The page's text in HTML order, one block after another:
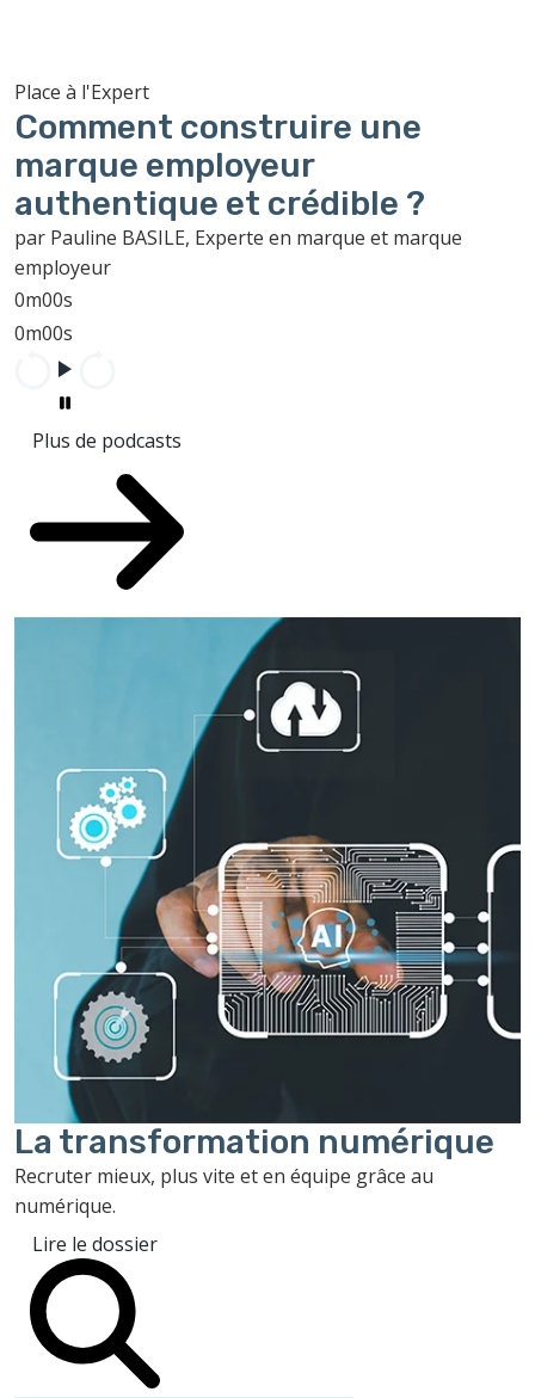
Place à l'Expert
Comment construire une
marque employeur
authentique et crédible ?
par Pauline BASILE, Experte en marque et marque
employeur
0m00s
0m00s
Plus de podcasts
La transformation numérique
Recruter mieux, plus vite et en équipe grâce au
numérique.
Lire le dossier